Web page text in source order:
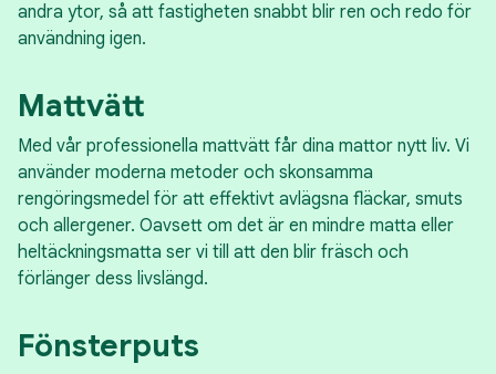
andra ytor, så att fastigheten snabbt blir ren och redo för
användning igen.
Mattvätt
Med vår professionella mattvätt får dina mattor nytt liv. Vi
använder moderna metoder och skonsamma
rengöringsmedel för att effektivt avlägsna fläckar, smuts
och allergener. Oavsett om det är en mindre matta eller
heltäckningsmatta ser vi till att den blir fräsch och
förlänger dess livslängd.
Fönsterputs